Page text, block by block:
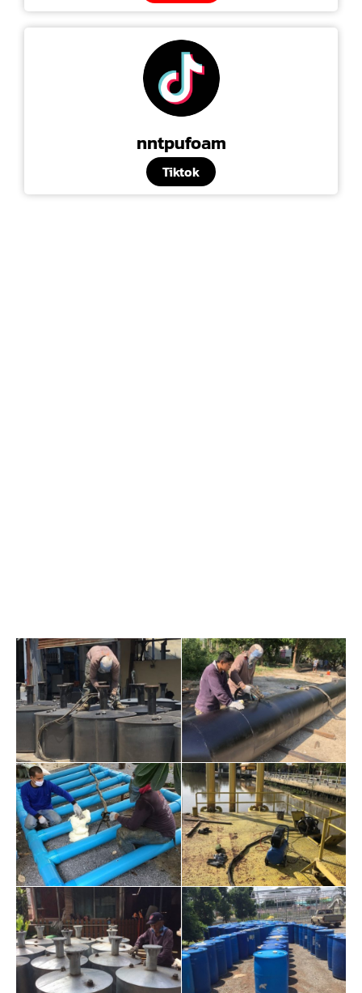
nntpufoam
Tiktok